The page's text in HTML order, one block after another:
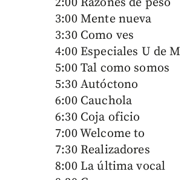
3:00 Mente nueva
3:30 Como ves
4:00 Especiales U de M
5:00 Tal como somos
5:30 Autóctono
6:00 Cauchola
6:30 Coja oficio
7:00 Welcome to
7:30 Realizadores
8:00 La última vocal